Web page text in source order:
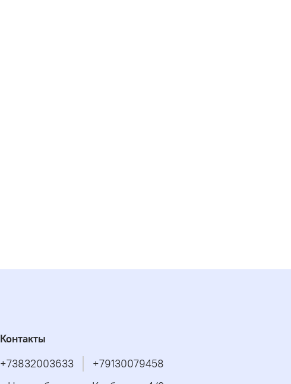
Контакты
+73832003633
+79130079458